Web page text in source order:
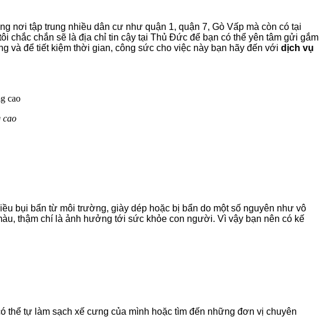
nơi tập trung nhiều dân cư như quận 1, quận 7, Gò Vấp mà còn có tại
chắc chắn sẽ là địa chỉ tin cậy tại Thủ Đức để bạn có thể yên tâm gửi gắm
và để tiết kiệm thời gian, công sức cho việc này bạn hãy đến với dịch vụ
cao
bụi bẩn từ môi trường, giày dép hoặc bị bẩn do một số nguyên như vô
thậm chí là ảnh hưởng tới sức khỏe con người. Vì vậy bạn nên có kế
thể tự làm sạch xế cưng của mình hoặc tìm đến những đơn vị chuyên